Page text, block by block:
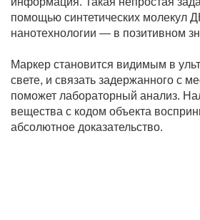
помощью синтетических молекул
нанотехнологии — в позитивном
Маркер становится видимым в
свете, и связать задержанного с
поможет лабораторный анализ.
вещества с кодом объекта
абсолютное доказательство.